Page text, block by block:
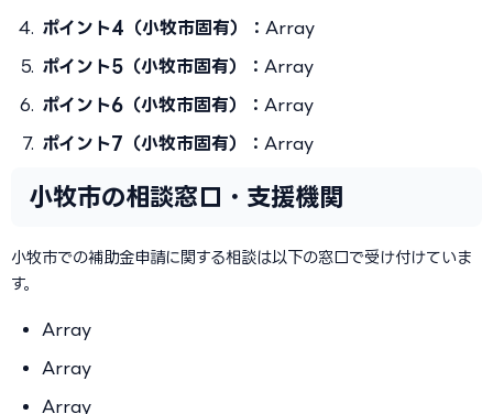
ポイント4（小牧市固有）： Array
ポイント5（小牧市固有）： Array
ポイント6（小牧市固有）： Array
ポイント7（小牧市固有）： Array
小牧市の相談窓口・支援機関
小牧市での補助金申請に関する相談は以下の窓口で受け付けていま
す。
Array
Array
Array